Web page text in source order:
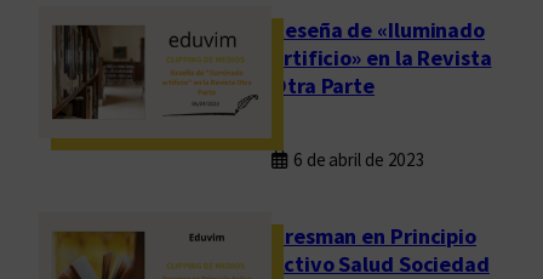
Reseña de «Iluminado
artificio» en la Revista
Otra Parte
6 de abril de 2023
Presman en Principio
Activo Salud Sociedad